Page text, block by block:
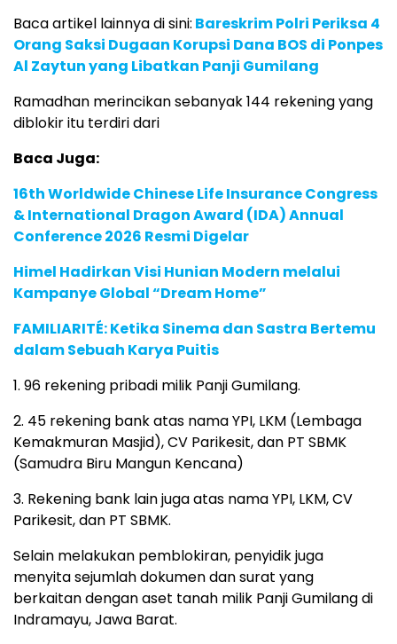
Baca artikel lainnya di sini: Bareskrim Polri Periksa 4
Orang Saksi Dugaan Korupsi Dana BOS di Ponpes
Al Zaytun yang Libatkan Panji Gumilang
Ramadhan merincikan sebanyak 144 rekening yang
diblokir itu terdiri dari
Baca Juga:
16th Worldwide Chinese Life Insurance Congress
& International Dragon Award (IDA) Annual
Conference 2026 Resmi Digelar
Himel Hadirkan Visi Hunian Modern melalui
Kampanye Global “Dream Home”
FAMILIARITÉ: Ketika Sinema dan Sastra Bertemu
dalam Sebuah Karya Puitis
1. 96 rekening pribadi milik Panji Gumilang.
2. 45 rekening bank atas nama YPI, LKM (Lembaga
Kemakmuran Masjid), CV Parikesit, dan PT SBMK
(Samudra Biru Mangun Kencana)
3. Rekening bank lain juga atas nama YPI, LKM, CV
Parikesit, dan PT SBMK.
Selain melakukan pemblokiran, penyidik juga
menyita sejumlah dokumen dan surat yang
berkaitan dengan aset tanah milik Panji Gumilang di
Indramayu, Jawa Barat.